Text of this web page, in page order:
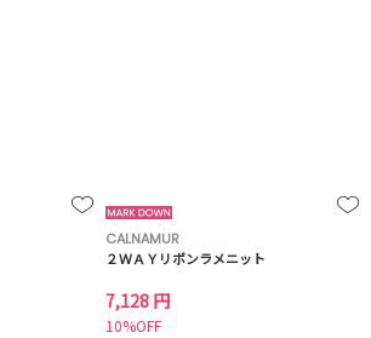
CALNAMUR
２ＷＡＹリボンラメニット
7,128 円
10%OFF